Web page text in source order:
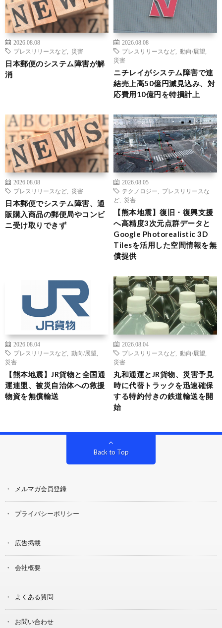
2026.08.08
プレスリリースなど
災害
日本郵便のシステム障害が解
消
2026.08.08
プレスリリースなど
動向/展望
災害
ニチレイがシステム障害で連
結売上高50億円減見込み、対
応費用10億円を特損計上
2026.08.08
プレスリリースなど
災害
日本郵便でシステム障害、通
販購入商品の郵便局やコンビ
ニ受け取りできず
2026.08.05
テクノロジー
プレスリリースな
ど
災害
【熊本地震】復旧・復興支援
へ高精度3次元点群データと
Google Photorealistic 3D
Tilesを活用した空間情報を無
償提供
2026.08.04
プレスリリースなど
動向/展望
災害
【熊本地震】JR貨物と全国通
運連盟、被災自治体への救援
物資を無償輸送
2026.08.04
プレスリリースなど
動向/展望
災害
丸和通運とJR貨物、災害予見
時に代替トラックを迅速確保
する特約付きの鉄道輸送を開
始
Back to Top
メルマガ会員登録
プライバシーポリシー
広告掲載
会社概要
よくある質問
お問い合わせ